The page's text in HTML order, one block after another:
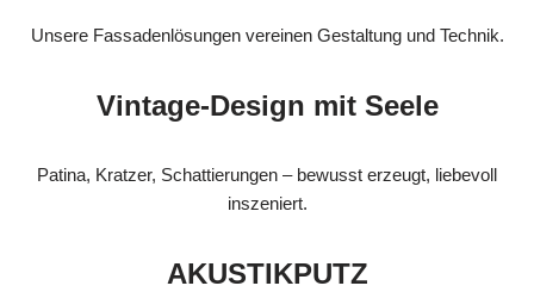
Unsere Fassadenlösungen vereinen Gestaltung und Technik.
Vintage-Design mit Seele
Patina, Kratzer, Schattierungen – bewusst erzeugt, liebevoll
inszeniert.
AKUSTIKPUTZ